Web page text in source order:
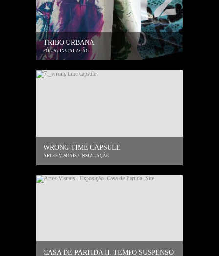
TRIBO URBANA
PÓLIS / INSTALAÇÃO
WRONG TIME CAPSULE
ARTES VISUAIS / INSTALAÇÃO
CASA DE PARTIDA II. TEMPO SUSPENSO